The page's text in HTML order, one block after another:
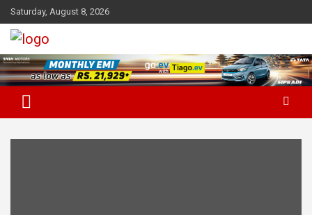
Skip
to
content
Saturday, August 8, 2026